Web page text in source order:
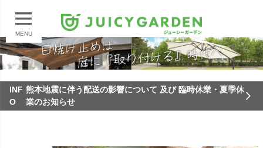
MENU
INF
O
熊本地震に伴う配送の影響について 及び 臨時休業・夏季休
業のお知らせ